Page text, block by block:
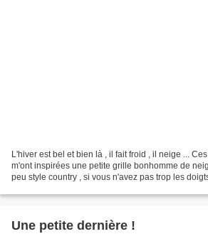
L'hiver est bel et bien là , il fait froid , il neige ...
m'ont inspirées une petite grille bonhomme de
peu style country , si vous n'avez pas trop les
Une petite dernière !